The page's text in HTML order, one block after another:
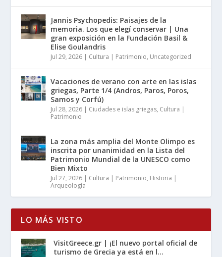
Jannis Psychopedis: Paisajes de la
memoria. Los que elegí conservar | Una
gran exposición en la Fundación Basil &
Elise Goulandris
Jul 29, 2026 | Cultura | Patrimonio, Uncategorized
Vacaciones de verano con arte en las islas
griegas, Parte 1/4 (Andros, Paros, Poros,
Samos y Corfú)
Jul 28, 2026 | Ciudades e islas griegas, Cultura |
Patrimonio
La zona más amplia del Monte Olimpo es
inscrita por unanimidad en la Lista del
Patrimonio Mundial de la UNESCO como
Bien Mixto
Jul 27, 2026 | Cultura | Patrimonio, Historia |
Arqueología
LO MÁS VISTO
VisitGreece.gr | ¡El nuevo portal oficial de
turismo de Grecia ya está en l...